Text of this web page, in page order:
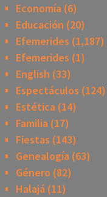
Economía(6)
Educación (20)
Efemerides (1,187)
Efemerides (1)
English (33)
Espectáculos (124)
Estética(14)
Familia(17)
Fiestas (143)
Genealogía(63)
Género (82)
Halajá(11)